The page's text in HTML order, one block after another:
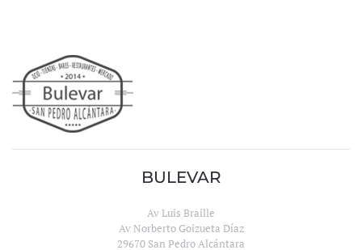
BULEVAR
Av Luis Braille
Av Norberto Goizueta Díaz
29670 San Pedro Alcántara